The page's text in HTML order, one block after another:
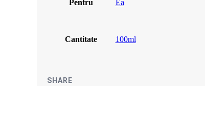
Pentru Ea
Cantitate 100ml
SHARE